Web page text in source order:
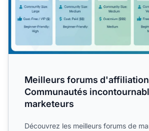
Meilleurs forums
Communautés
marketeurs
Découvrez les meilleurs forums de